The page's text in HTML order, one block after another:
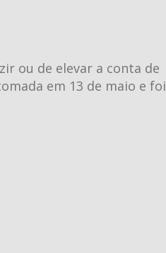
ou de elevar a conta de
em 13 de maio e foi